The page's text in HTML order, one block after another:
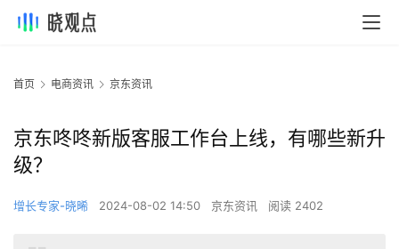
首页 电商资讯 京东资讯
京东咚咚新版客服工作台上线，有哪些新升
级？
增长专家-晓晞 2024-08-02 14:50 京东资讯 阅读 2402